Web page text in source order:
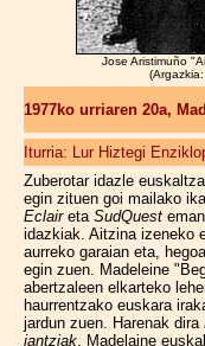
Jose Aristimuño
1977ko urriaren 20a,
Iturria: Lur Hiztegi
Zuberotar idazle
egin zituen goi mailako
Eclair eta SudQuest
idazkiak. Aitzina izeneko
aurreko garaian eta,
egin zuen. Madeleine
abertzaleen elkarteko
haurrentzako euskara
jardun zuen. Harenak dira
jantziak. Madelaine